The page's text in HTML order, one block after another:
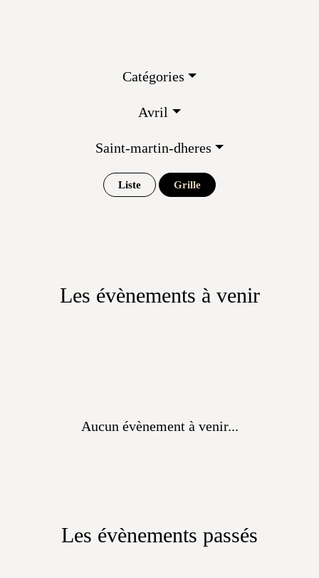
Catégories
Avril
Saint-martin-dheres
Liste Grille
Les évènements à venir
Aucun évènement à venir...
Les évènements passés